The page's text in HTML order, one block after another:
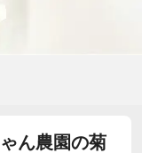
ん農園の菊